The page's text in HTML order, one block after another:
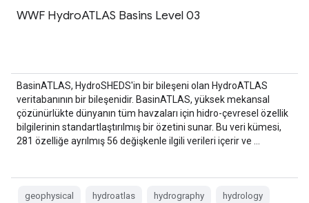
WWF HydroATLAS Basins Level 03
BasinATLAS, HydroSHEDS'in bir bileşeni olan HydroATLAS
veritabanının bir bileşenidir. BasinATLAS, yüksek mekansal
çözünürlükte dünyanın tüm havzaları için hidro-çevresel özellik
bilgilerinin standartlaştırılmış bir özetini sunar. Bu veri kümesi,
281 özelliğe ayrılmış 56 değişkenle ilgili verileri içerir ve …
geophysical hydroatlas hydrography hydrology